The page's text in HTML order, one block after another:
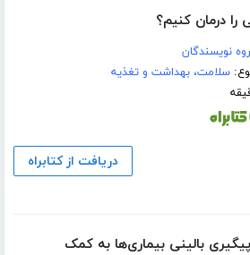
درمان کنیم؟
نویسندگان
سلامت، بهداشت و تغذیه
دریافت از کتابراه
بالینی بیماری‌ها به کمک